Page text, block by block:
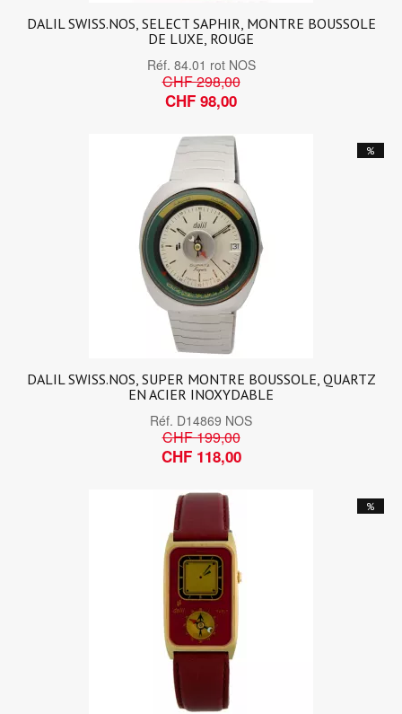
DALIL SWISS.NOS, SELECT SAPHIR, MONTRE BOUSSOLE
DE LUXE, ROUGE
Réf. 84.01 rot NOS
CHF 298,00
CHF 98,00
%
DALIL SWISS.NOS, SUPER MONTRE BOUSSOLE, QUARTZ
EN ACIER INOXYDABLE
Réf. D14869 NOS
CHF 199,00
CHF 118,00
%